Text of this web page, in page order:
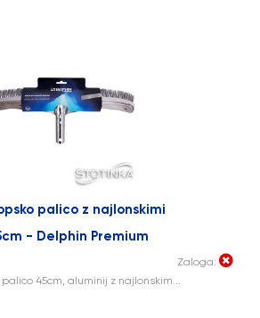
palico z najlonskimi
- Delphin Premium
Zaloga:
45cm, aluminij z najlonskim...